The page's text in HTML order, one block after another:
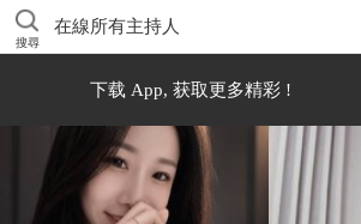
搜尋
在線所有主持人
下载 App, 获取更多精彩 !